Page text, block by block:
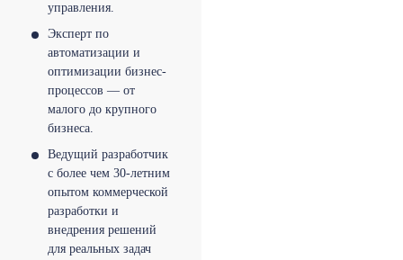
управления.
Эксперт по
автоматизации и
оптимизации бизнес-
процессов — от
малого до крупного
бизнеса.
Ведущий разработчик
с более чем 30-летним
опытом коммерческой
разработки и
внедрения решений
для реальных задач